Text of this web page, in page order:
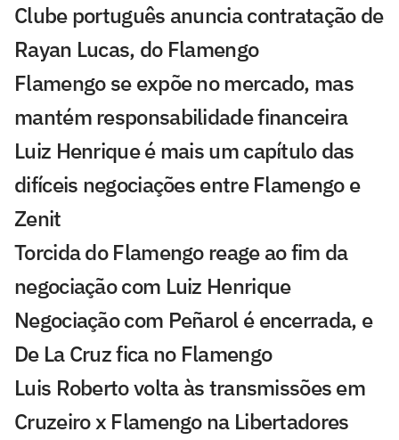
Clube português anuncia contratação de
Rayan Lucas, do Flamengo
Flamengo se expõe no mercado, mas
mantém responsabilidade financeira
Luiz Henrique é mais um capítulo das
difíceis negociações entre Flamengo e
Zenit
Torcida do Flamengo reage ao fim da
negociação com Luiz Henrique
Negociação com Peñarol é encerrada, e
De La Cruz fica no Flamengo
Luis Roberto volta às transmissões em
Cruzeiro x Flamengo na Libertadores